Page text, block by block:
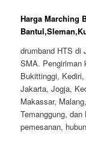
Harga Marching
drumband HTS di
SMA. Pengiriman
Bukittinggi,
Jakarta, Jogja,
Makassar,
Temanggung,
pemesanan,